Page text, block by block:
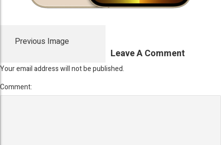
Previous Image
Leave A Comment
Your email address will not be published.
Comment: